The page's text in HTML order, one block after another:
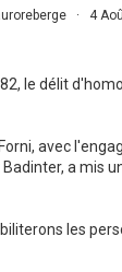
· 4
le délit
avec
a mis
les